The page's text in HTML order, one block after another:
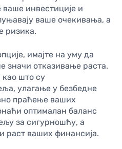
инвестиције и
ваше очекивања, а
ризика.
имајте на уму да
значи отказивање раста.
као што су
улагање у безбедне
праћење ваших
оптималан баланс
за сигурношћу, а
раст ваших финансија.